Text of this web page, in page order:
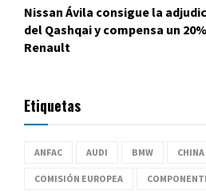
Nissan Ávila consigue la
del Qashqai y compensa un
Renault
Etiquetas
ANFAC AUDI BMW CHINA
COMISIÓN EUROPEA